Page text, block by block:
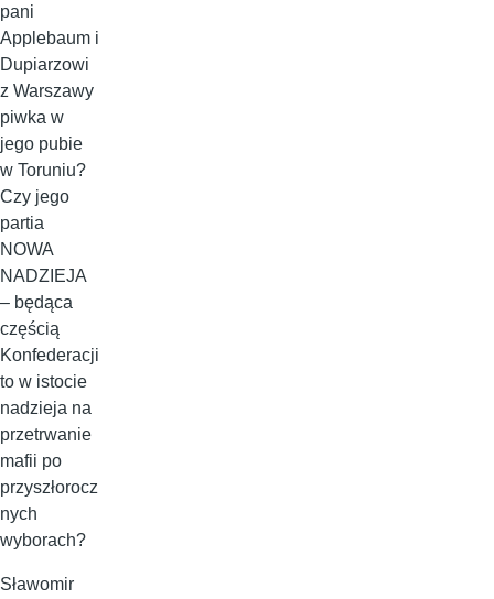
pani
Applebaum i
Dupiarzowi
z Warszawy
piwka w
jego pubie
w Toruniu?
Czy jego
partia
NOWA
NADZIEJA
– będąca
częścią
Konfederacji
to w istocie
nadzieja na
przetrwanie
mafii po
przyszłorocz
nych
wyborach?
Sławomir